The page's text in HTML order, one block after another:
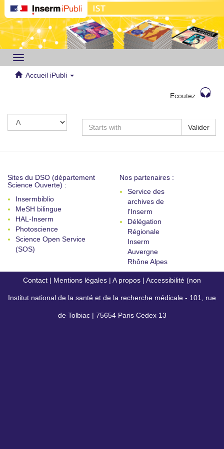
Toggle
navigation
Accueil iPubli
Ecoutez
Valider
Sites du DSO (département
Science Ouverte) :
Insermbiblio
MeSH bilingue
HAL-Inserm
Photoscience
Science Open Service
(SOS)
Nos partenaires :
Service des
archives de
l'Inserm
Délégation
Régionale
Inserm
Auvergne
Rhône Alpes
Contact | Mentions légales | A propos | Accessibilité (non
conforme)
Institut national de la santé et de la recherche médicale - 101, rue
de Tolbiac | 75654 Paris Cedex 13